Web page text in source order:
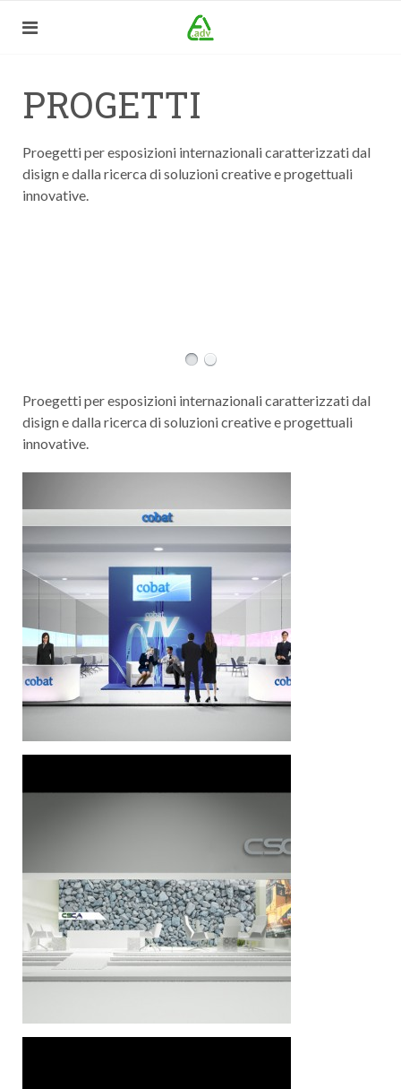
PROGETTI
Proegetti per esposizioni internazionali caratterizzati dal
disign e dalla ricerca di soluzioni creative e progettuali
innovative.
Proegetti per esposizioni internazionali caratterizzati dal
disign e dalla ricerca di soluzioni creative e progettuali
innovative.